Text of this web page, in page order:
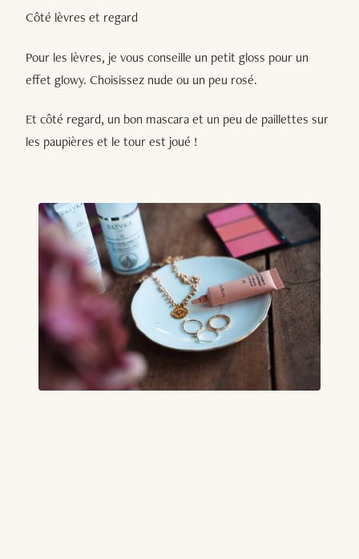
Côté lèvres et regard
Pour les lèvres, je vous conseille un petit gloss pour un
effet glowy. Choisissez nude ou un peu rosé.
Et côté regard, un bon mascara et un peu de paillettes sur
les paupières et le tour est joué !